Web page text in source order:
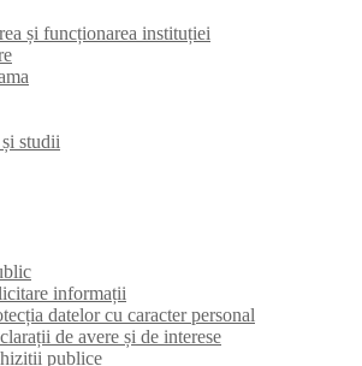
și funcționarea instituției
studii
informații
datelor cu caracter personal
de avere și de interese
publice